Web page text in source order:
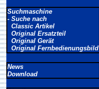
Suchmaschine
- Suche nach
Classic Artikel
Original Ersatzteil
Original Gerät
Original Fernbedienungsbild
News
Download